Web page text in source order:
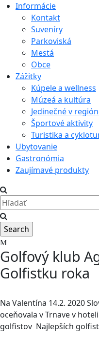
Informácie
Kontakt
Suveníry
Parkoviská
Mestá
Obce
Zážitky
Kúpele a wellness
Múzeá a kultúra
Jedinečné v
Športové aktivity
Turistika a
Ubytovanie
Gastronómia
Zaujímavé produkty
Golfový klub
Golfistku roka
Na Valentína 14.2. 2020
oceňovala v Trnave v
golfistov Najlepších